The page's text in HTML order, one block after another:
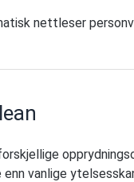
nettleser
enn vanlige